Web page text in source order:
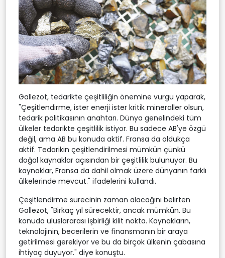
Gallezot, tedarikte çeşitliliğin önemine vurgu yaparak,
"Çeşitlendirme, ister enerji ister kritik mineraller olsun,
tedarik politikasının anahtarı. Dünya genelindeki tüm
ülkeler tedarikte çeşitlilik istiyor. Bu sadece AB'ye özgü
değil, ama AB bu konuda aktif. Fransa da oldukça
aktif. Tedarikin çeşitlendirilmesi mümkün çünkü
doğal kaynaklar açısından bir çeşitlilik bulunuyor. Bu
kaynaklar, Fransa da dahil olmak üzere dünyanın farklı
ülkelerinde mevcut." ifadelerini kullandı.
Çeşitlendirme sürecinin zaman alacağını belirten
Gallezot, "Birkaç yıl sürecektir, ancak mümkün. Bu
konuda uluslararası işbirliği kilit nokta. Kaynakların,
teknolojinin, becerilerin ve finansmanın bir araya
getirilmesi gerekiyor ve bu da birçok ülkenin çabasına
ihtiyaç duyuyor." diye konuştu.